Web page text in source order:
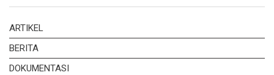
ARTIKEL
BERITA
DOKUMENTASI